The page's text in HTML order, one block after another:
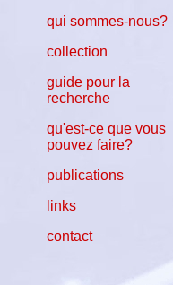
qui sommes-nous?
collection
guide pour la
recherche
qu'est-ce que vous
pouvez faire?
publications
links
contact